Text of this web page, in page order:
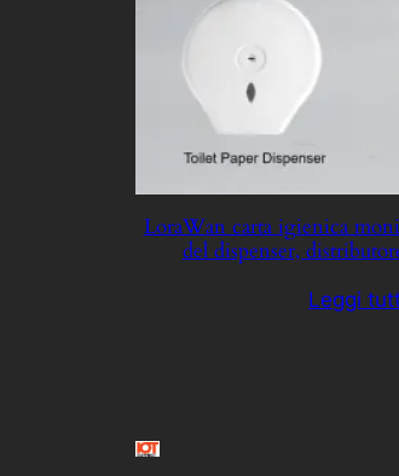
LoraWan carta igienica
del dispenser,
Leggi